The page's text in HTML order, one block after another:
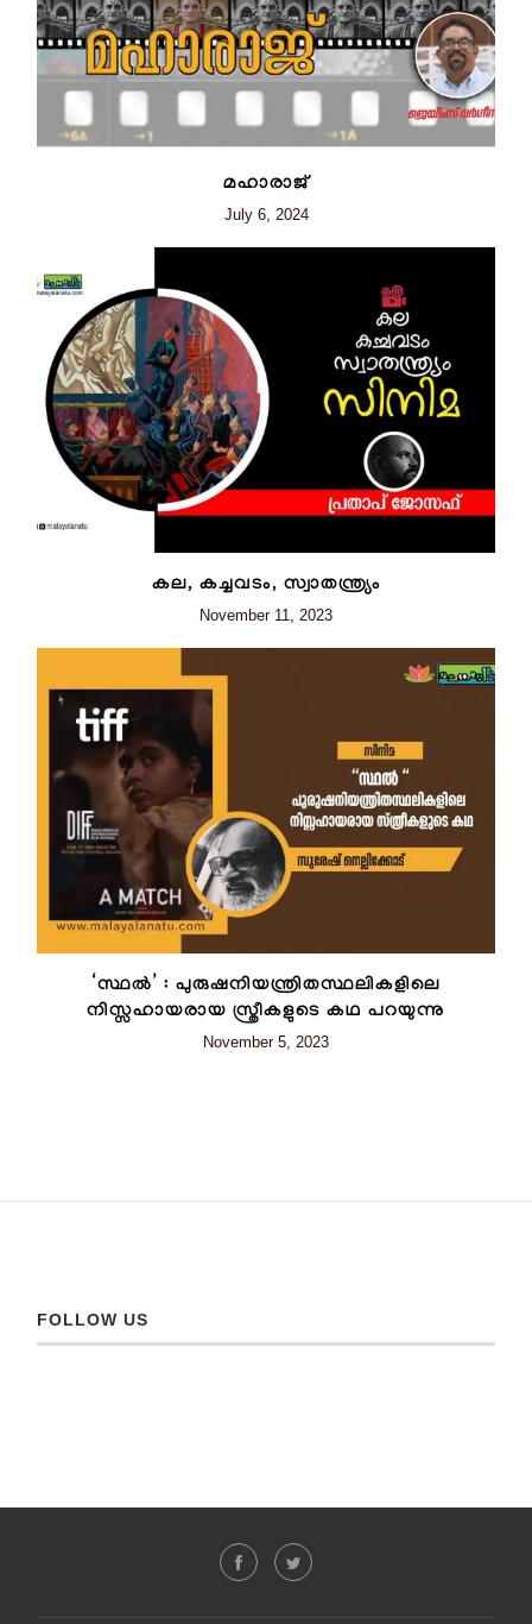
മഹാരാജ്
July 6, 2024
കല, കച്ചവടം, സ്വാതന്ത്ര്യം
November 11, 2023
‘സ്ഥല്‍’ : പുരുഷനിയന്ത്രിതസ്ഥലികളിലെ
നിസ്സഹായരായ സ്ത്രീകളുടെ കഥ പറയുന്നു
November 5, 2023
FOLLOW US